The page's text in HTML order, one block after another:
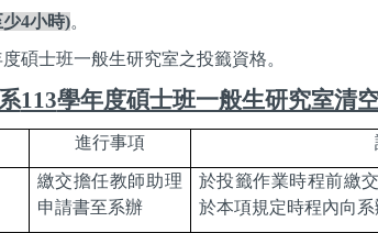
少4小時)。
碩士班一般生研究室之投籤資格。
113學年度碩士班一般生研究室清
進行事項
繳交擔任教師助理
申請書至系辦
於投籤作業時程前繳交
於本項規定時程內向